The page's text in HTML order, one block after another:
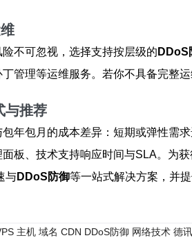
不可忽视，选择支持按层级的 DDoS
管理等运维服务。若你不具备完整
与推荐
年包月的成本差异：短期或弹性需
板、技术支持响应时间与SLA。为
与DDoS防御等一站式解决方案，并
主机 域名 CDN DDoS防御 网络技术 德